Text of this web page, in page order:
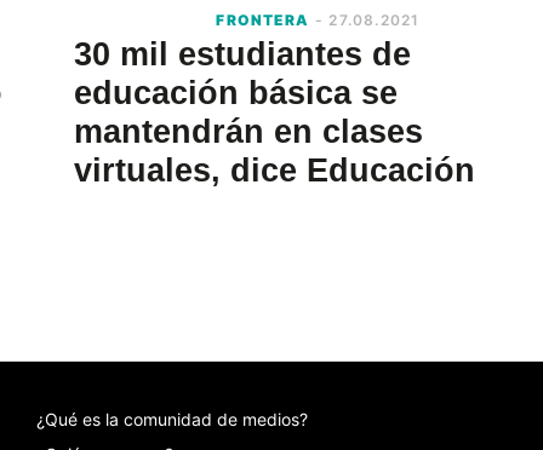
FRONTERA - 27.08.2021
30 mil estudiantes de
educación básica se
mantendrán en clases
virtuales, dice Educación
¿Qué es la comunidad de medios?